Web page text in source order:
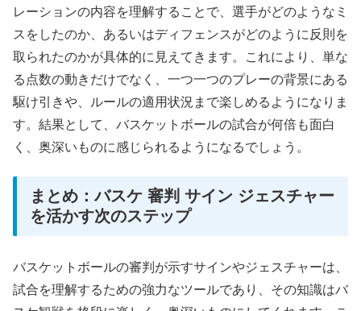
レーションの内容を理解することで、選手がどのようなミ
スをしたのか、あるいはディフェンスがどのように反則を
取られたのかが具体的に見えてきます。これにより、単な
る点数の動きだけでなく、一つ一つのプレーの背景にある
駆け引きや、ルールの適用状況まで楽しめるようになりま
す。結果として、バスケットボールの試合が何倍も面白
く、奥深いものに感じられるようになるでしょう。
まとめ：バスケ 審判 サイン ジェスチャー
を活かす次のステップ
バスケットボールの審判が示すサインやジェスチャーは、
試合を理解するための強力なツールであり、その知識はバ